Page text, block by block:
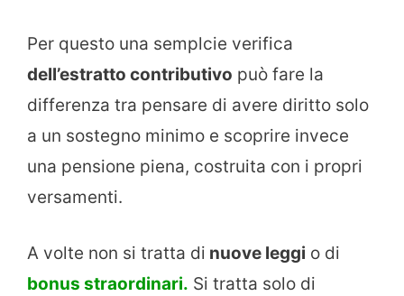
Per questo una semplcie verifica
dell’estratto contributivo può fare la
differenza tra pensare di avere diritto solo
a un sostegno minimo e scoprire invece
una pensione piena, costruita con i propri
versamenti.
A volte non si tratta di nuove leggi o di
bonus straordinari. Si tratta solo di